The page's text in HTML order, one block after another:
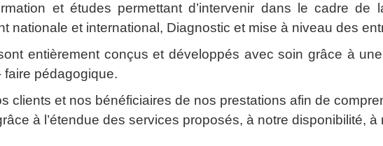
et études permettant d’intervenir dans le cadre de
nationale et international, Diagnostic et mise à niveau des
entièrement conçus et développés avec soin grâce à
pédagogique.
clients et nos bénéficiaires de nos prestations afin de
à l’étendue des services proposés, à notre disponibilité,